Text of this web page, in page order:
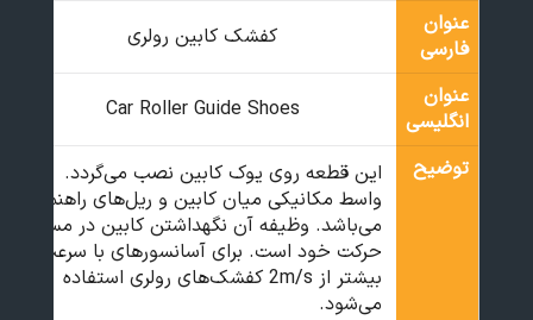
عنوان
فارسی
کفشک کابین رولری
عنوان
انگلیسی
Car Roller Guide Shoes
توضیح
این قطعه روی یوک کابین نصب می‌گردد.
واسط مکانیکی میان کابین و ریل‌های راهنما
می‌باشد. وظیفه آن نگهداشتن کابین در مسیر
حرکت خود است. برای آسانسورهای با سرعت
بیشتر از 2m/s کفشک‌های رولری استفاده
می‌شود.